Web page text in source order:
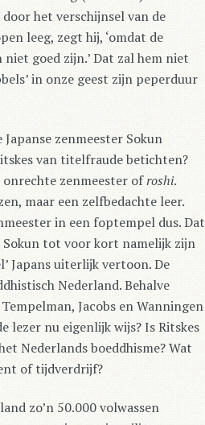
het verschijnsel van de
leeg, zegt hij, ‘omdat de
goed zijn.’ Dat zal hem niet
in onze geest zijn peperduur
zenmeester Sokun
van titelfraude betichten?
zenmeester ofroshi.
maar een zelfbedachte leer.
in een foptempel dus. Dat
tot voor kort namelijk zijn
Japans uiterlijk vertoon. De
Nederland. Behalve
Jacobs en Wanningen
lezer nu eigenlijk wijs? Is Ritskes
Nederlands boeddhisme? Wat
of tijdverdrijf?
zo’n 50.000 volwassen